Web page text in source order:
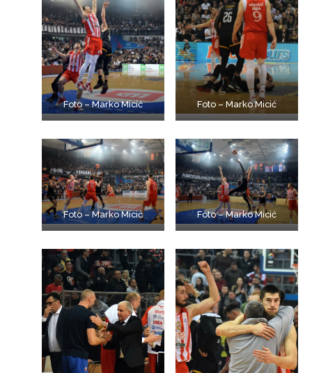
Foto – Marko Micić Foto – Marko Micić
Foto – Marko Micić Foto – Marko Micić